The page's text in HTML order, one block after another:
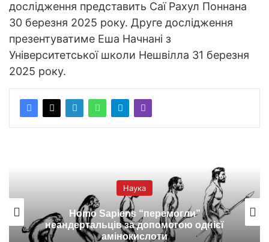
дослідження представить Саї Рахул Поннана
30 березня 2025 року. Друге дослідження
презентуватиме Еша Начнані з
Університетської школи Нешвілла 31 березня
2025 року.
Наука
Homo Sapiens “перемогли”
неандертальців за допомогою однієї
амінокислоти